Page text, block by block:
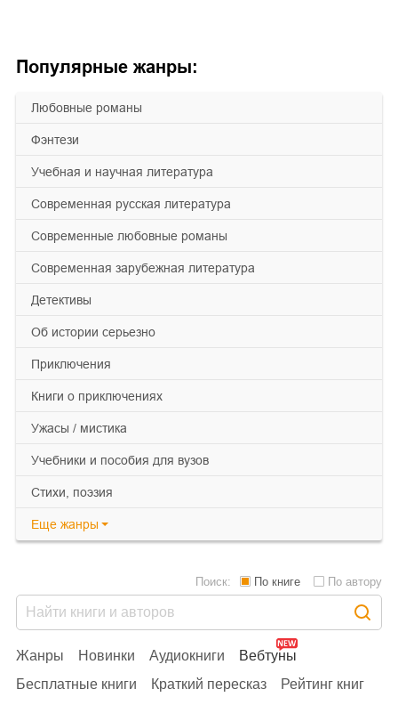
Популярные жанры:
любовные романы
фэнтези
учебная и научная литература
современная русская литература
современные любовные романы
современная зарубежная литература
детективы
об истории серьезно
приключения
книги о приключениях
ужасы / мистика
учебники и пособия для вузов
cтихи, поэзия
Еще жанры
Жанры Новинки Аудиокниги
Вебтуны
Бесплатные книги
Краткий пересказ
Рейтинг книг
Поиск: По книге По автору